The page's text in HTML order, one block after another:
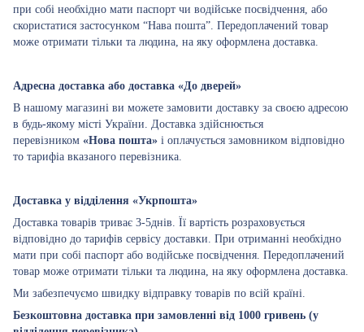
при собі необхідно мати паспорт чи водійське посвідчення, або
скористатися застосунком “Нава пошта”. Передоплачений товар
може отримати тільки та людина, на яку оформлена доставка.
Адресна доставка або доставка «До дверей»
В нашому магазині ви можете замовити доставку за своєю адресою
в будь-якому місті України. Доставка здійснюється
перевізником «Нова пошта» і оплачується замовником відповідно
то тарифіа вказаного перевізника.
Доставка у відділення «Укрпошта»
Доставка товарів триває 3-5днів. Її вартість розраховується
відповідно до тарифів сервісу доставки. При отриманні необхідно
мати при собі паспорт або водійське посвідчення. Передоплачений
товар може отримати тільки та людина, на яку оформлена доставка.
Ми забезпечуємо швидку відправку товарів по всій країні.
Безкоштовна доставка при замовленні від 1000 гривень (у